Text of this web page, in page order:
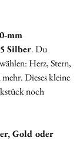
Silber. Du
Herz, Stern,
Dieses kleine
noch
Gold oder